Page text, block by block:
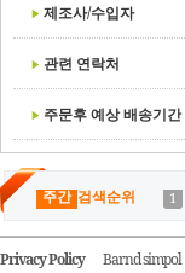
제조사/수입자
관련 연락처
주문후 예상 배송기간
주간 검색순위
Privacy Policy Barnd simpol